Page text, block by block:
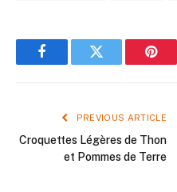
FacebookTwitter
PREVIOUS ARTICLE
Croquettes Légères de Thon
et Pommes de Terre